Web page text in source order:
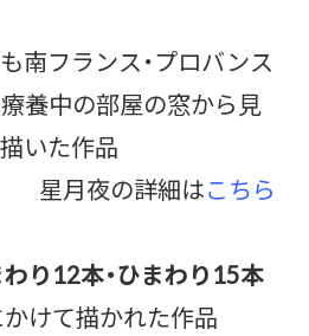
南フランス・プロバンス
養中の部屋の窓から見
いた作品
星月夜の詳細はこちら
り12本・ひまわり15本
けて描かれた作品